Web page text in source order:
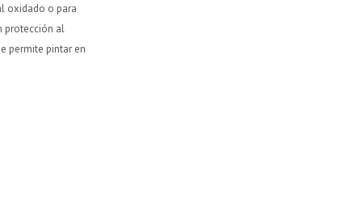
oxidado o para
protección al
permite pintar en